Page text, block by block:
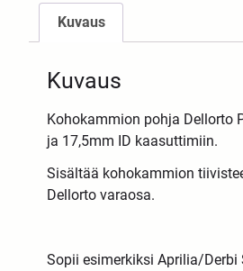
Kuvaus
Kuvaus
Kohokammion pohja Dellorto
ja 17,5mm ID kaasuttimiin.
Sisältää kohokammion
Dellorto varaosa.
Sopii esimerkiksi Aprilia/Derbi